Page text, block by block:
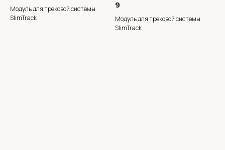
Модуль для трековой системы
SlimTrack
9
Модуль для трековой системы
SlimTrack